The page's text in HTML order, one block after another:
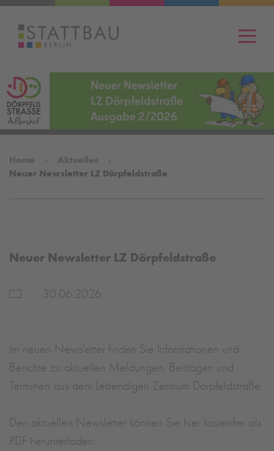
Home
Aktuelles
Neuer Newsletter LZ Dörpfeldstraße
Neuer Newsletter LZ Dörpfeldstraße
30.06.2026
Im neuen Newsletter finden Sie Informationen und
Berichte zu aktuellen Meldungen, Beiträgen und
Terminen aus dem Lebendigen Zentrum Dörpfeldstraße.
Den aktuellen Newsletter können Sie hier kostenfrei als
PDF herunterladen: